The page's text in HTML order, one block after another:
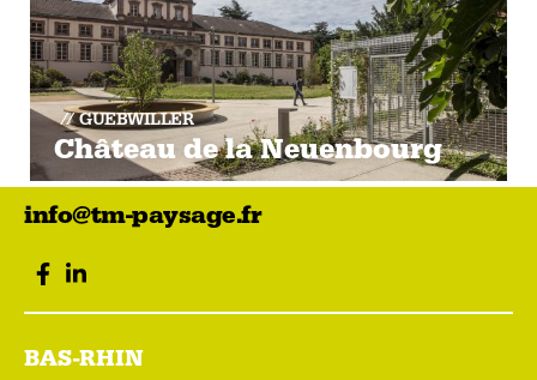
GUEBWILLER
Château de la Neuenbourg
info@tm-paysage.fr
facebook
LinkedIn
BAS-RHIN